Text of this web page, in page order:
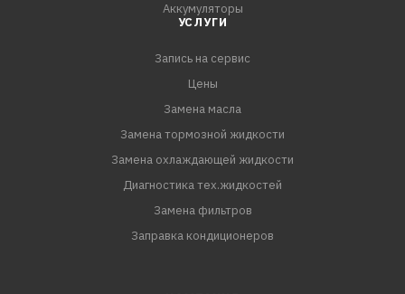
Аккумуляторы
УСЛУГИ
Запись на сервис
Цены
Замена масла
Замена тормозной жидкости
Замена охлаждающей жидкости
Диагностика тех.жидкостей
Замена фильтров
Заправка кондиционеров